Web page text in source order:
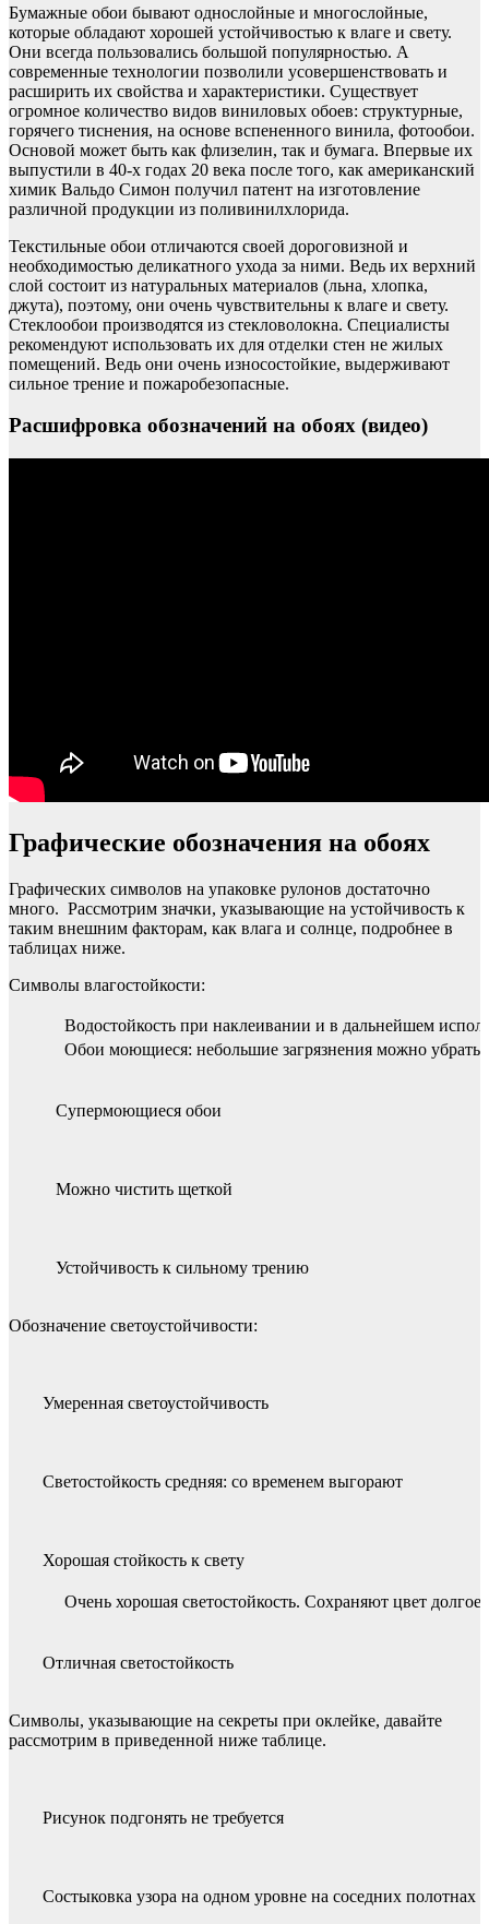
Бумажные обои бывают однослойные и многослойные,
которые обладают хорошей устойчивостью к влаге и свету.
Они всегда пользовались большой популярностью. А
современные технологии позволили усовершенствовать и
расширить их свойства и характеристики. Существует
огромное количество видов виниловых обоев: структурные,
горячего тиснения, на основе вспененного винила, фотообои.
Основой может быть как флизелин, так и бумага. Впервые их
выпустили в 40-х годах 20 века после того, как американский
химик Вальдо Симон получил патент на изготовление
различной продукции из поливинилхлорида.
Текстильные обои отличаются своей дороговизной и
необходимостью деликатного ухода за ними. Ведь их верхний
слой состоит из натуральных материалов (льна, хлопка,
джута), поэтому, они очень чувствительны к влаге и свету.
Стеклообои производятся из стекловолокна. Специалисты
рекомендуют использовать их для отделки стен не жилых
помещений. Ведь они очень износостойкие, выдерживают
сильное трение и пожаробезопасные.
Расшифровка обозначений на обоях (видео)
Графические обозначения на обоях
Графических символов на упаковке рулонов достаточно
много. Рассмотрим значки, указывающие на устойчивость к
таким внешним факторам, как влага и солнце, подробнее в
таблицах ниже.
Символы влагостойкости:
Водостойкость при наклеивании и в дальнейшем
Обои моющиеся: небольшие загрязнения можно убрать
Супермоющиеся обои
Можно чистить щеткой
Устойчивость к сильному трению
Обозначение светоустойчивости:
Умеренная светоустойчивость
Светостойкость средняя: со временем выгорают
Хорошая стойкость к свету
Очень хорошая светостойкость. Сохраняют цвет долгое
Отличная светостойкость
Символы, указывающие на секреты при оклейке, давайте
рассмотрим в приведенной ниже таблице.
Рисунок подгонять не требуется
Состыковка узора на одном уровне на соседних полотнах